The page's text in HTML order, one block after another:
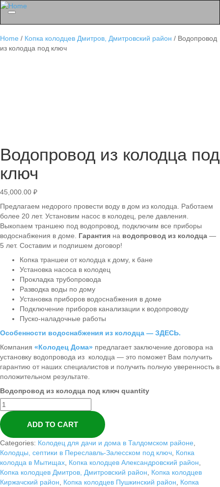
Home / Копка колодцев Дмитров, Дмитровский район / Водопровод
из колодца под ключ
Водопровод из колодца под
ключ
45,000.00 ₽
Предлагаем недорого провести воду в дом из колодца. Работаем
более 20 лет. Установим насос в колодец, реле давления.
Выкопаем траншею под водопровод, подключим все приборы
водоснабжения в доме. Гарантия на водопровод из колодца —
5 лет. Составим и подпишем договор!
Копка траншеи от колодца к дому, к бане
Установка насоса в колодец
Прокладка трубопровода
Разводка воды по дому
Установка приборов водоснабжения в доме
Подключение приборов канализации к водопроводу
Пуско-наладочные работы
Особенности водоснабжения из колодца — ЗДЕСЬ.
Компания «Колодец Дома» предлагает заключение договора на
установку водопровода из колодца — это поможет Вам получить
гарантию от наших специалистов и получить полную уверенность в
положительном результате.
Водопровод из колодца под ключ quantity
ADD TO CART
Categories: Колодец для дачи и дома в Талдомском районе,
Колодцы, септики в Переславль-Залесском под ключ, Копка
колодца в Мытищах, Копка колодцев Александровский район,
Копка колодцев Дмитров, Дмитровский район, Копка колодцев
Киржачский район, Копка колодцев Пушкинский район, Копка